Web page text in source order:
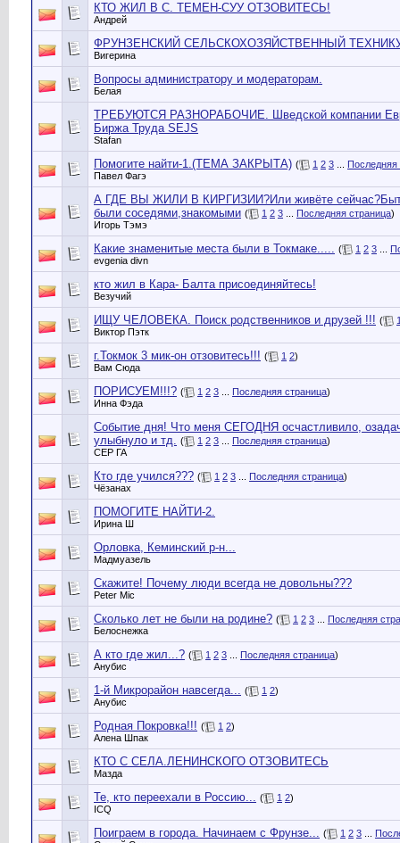
КТО ЖИЛ В С. ТЕМЕН-СУУ ОТЗОВИТЕСЬ!
Андрей
ФРУНЗЕНСКИЙ СЕЛЬСКОХОЗЯЙСТВЕННЫЙ
Вигерина
Вопросы администратору и модераторам.
Белая
ТРЕБУЮТСЯ РАЗНОРАБОЧИЕ. Шведской компании
Биржа Труда SEJS
Stafan
Помогите найти-1.(ТЕМА ЗАКРЫТА) ( 1 2 3
Последняя
Павел Фагэ
А ГДЕ ВЫ ЖИЛИ В КИРГИЗИИ?Или живёте
были соседями,знакомыми ( 1 2 3 Последняя страница)
Игорь Тэмэ
Какие знаменитые места были в Токмаке..... ( 1 2 3
evgenia divn
кто жил в Кара- Балта присоединяйтесь!
Везучий
ИЩУ ЧЕЛОВЕКА. Поиск родственников и друзей !!! (
Виктор Пэтк
г.Токмок 3 мик-он отзовитесь!!! ( 1 2)
Вам Сюда
ПОРИСУЕМ!!!? ( 1 2 3 Последняя страница)
Инна Фэда
Событие дня! Что меня СЕГОДНЯ осчастливило,
улыбнуло и тд. ( 1 2 3 Последняя страница)
СЕР ГА
Кто где учился??? ( 1 2 3 Последняя страница)
Чёзанах
ПОМОГИТЕ НАЙТИ-2.
Ирина Ш
Орловка, Кеминский р-н...
Мадмуазель
Скажите! Почему люди всегда не довольны???
Peter Mic
Сколько лет не были на родине? ( 1 2 3
Последняя
Белоснежка
А кто где жил...? ( 1 2 3 Последняя страница)
Анубис
1-й Микрорайон навсегда... ( 1 2)
Анубис
Родная Покровка!!! ( 1 2)
Алена Шпак
КТО С СЕЛА.ЛЕНИНСКОГО ОТЗОВИТЕСЬ
Мазда
Те, кто переехали в Россию... ( 1 2)
ICQ
Поиграем в города. Начинаем с Фрунзе... ( 1 2 3